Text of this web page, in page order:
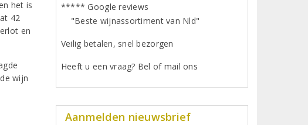
het is
42
en
wijn
***** Google reviews
"Beste wijnassortiment van Nld"
Veilig betalen, snel bezorgen
Heeft u een vraag? Bel of mail ons
Aanmelden nieuwsbrief